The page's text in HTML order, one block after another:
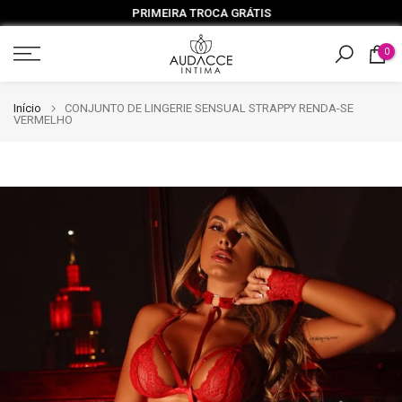
o
PRIMEIRA TROCA GRÁTIS
0
Início
CONJUNTO DE LINGERIE SENSUAL STRAPPY RENDA-SE
VERMELHO